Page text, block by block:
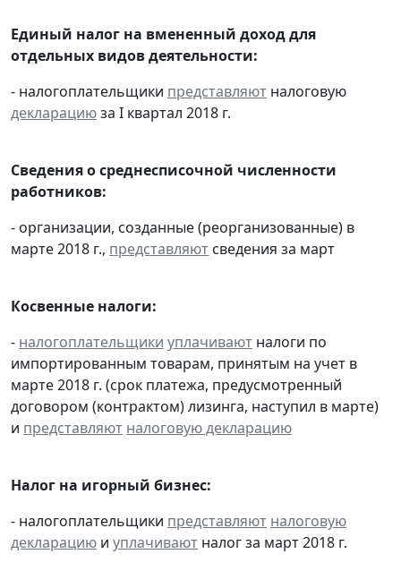
Единый налог на вмененный доход для
отдельных видов деятельности:
- налогоплательщики представляют налоговую
декларациюза I квартал 2018 г.
Сведения о среднесписочной численности
работников:
- организации, созданные (реорганизованные) в
марте 2018 г., представляют сведения за март
Косвенные налоги:
- налогоплательщики уплачивают налоги по
импортированным товарам, принятым на учет в
марте 2018 г. (срок платежа, предусмотренный
договором (контрактом) лизинга, наступил в марте)
и представляют налоговую декларацию
Налог на игорный бизнес:
- налогоплательщики представляют налоговую
декларацию и уплачивают налог за март 2018 г.